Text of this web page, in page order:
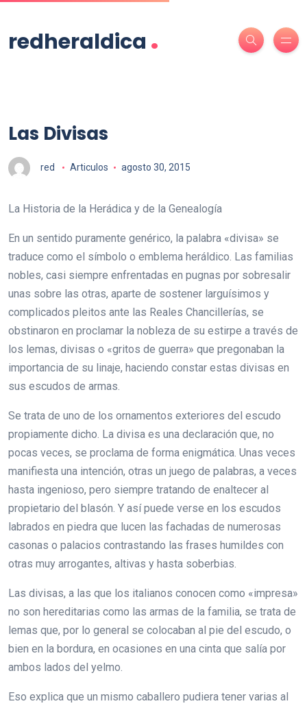
redheraldica .
Las Divisas
red Articulos agosto 30, 2015
La Historia de la Herádica y de la Genealogía
En un sentido puramente genérico, la palabra «divisa» se
traduce como el símbolo o emblema heráldico. Las familias
nobles, casi siempre enfrentadas en pugnas por sobresalir
unas sobre las otras, aparte de sostener larguísimos y
complicados pleitos ante las Reales Chancillerías, se
obstinaron en proclamar la nobleza de su estirpe a través de
los lemas, divisas o «gritos de guerra» que pregonaban la
importancia de su linaje, haciendo constar estas divisas en
sus escudos de armas.
Se trata de uno de los ornamentos exteriores del escudo
propiamente dicho. La divisa es una declaración que, no
pocas veces, se proclama de forma enigmática. Unas veces
manifiesta una intención, otras un juego de palabras, a veces
hasta ingenioso, pero siempre tratando de enaltecer al
propietario del blasón. Y así puede verse en los escudos
labrados en piedra que lucen las fachadas de numerosas
casonas o palacios contrastando las frases humildes con
otras muy arrogantes, altivas y hasta soberbias.
Las divisas, a las que los italianos conocen como «impresa»
no son hereditarias como las armas de la familia, se trata de
lemas que, por lo general se colocaban al pie del escudo, o
bien en la bordura, en ocasiones en una cinta que salía por
ambos lados del yelmo.
Eso explica que un mismo caballero pudiera tener varias al